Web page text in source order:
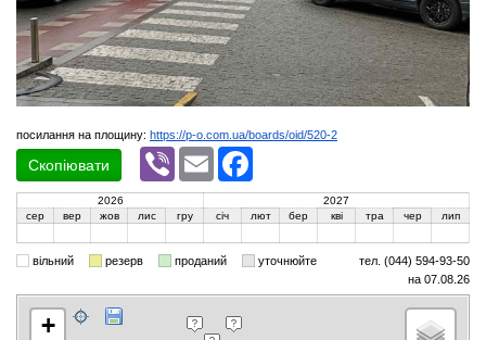
посилання на площину: https://p-o.com.ua/boards/oid/520-2
Скопіювати
Viber Email
2026
2027
сер
вер жов лис гру січ лют бер кві тра чер лип
вільний резерв проданий уточнюйте
тел. (044) 594-93-50
на 07.08.26
+